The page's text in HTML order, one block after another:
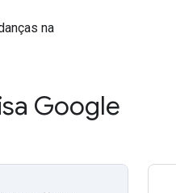
na
Google